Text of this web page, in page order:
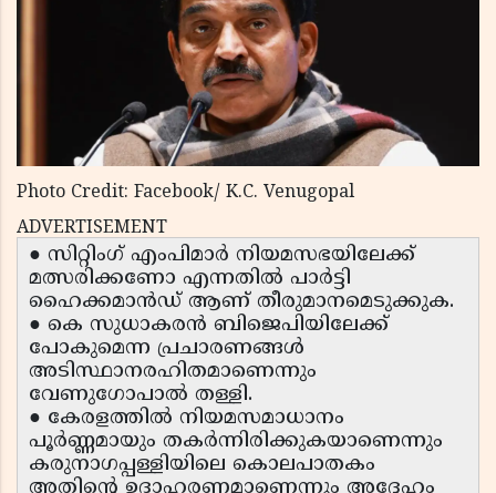
Photo Credit: Facebook/ K.C. Venugopal
ADVERTISEMENT
● സിറ്റിംഗ് എംപിമാർ നിയമസഭയിലേക്ക്
മത്സരിക്കണോ എന്നതിൽ പാർട്ടി
ഹൈക്കമാൻഡ് ആണ് തീരുമാനമെടുക്കുക.
● കെ സുധാകരൻ ബിജെപിയിലേക്ക്
പോകുമെന്ന പ്രചാരണങ്ങൾ
അടിസ്ഥാനരഹിതമാണെന്നും
വേണുഗോപാൽ തള്ളി.
● കേരളത്തിൽ നിയമസമാധാനം
പൂർണ്ണമായും തകർന്നിരിക്കുകയാണെന്നും
കരുനാഗപ്പള്ളിയിലെ കൊലപാതകം